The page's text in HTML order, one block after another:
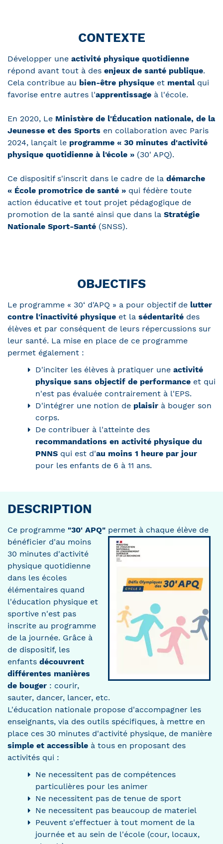
CONTEXTE
Développer une activité physique quotidienne
répond avant tout à des enjeux de santé publique.
Cela contribue au bien-être physique et mental qui
favorise entre autres l'apprentissage à l'école.
En 2020, Le Ministère de l'Éducation nationale, de la
Jeunesse et des Sports en collaboration avec Paris
2024, lançait le programme « 30 minutes d'activité
physique quotidienne à l'école » (30' APQ).
Ce dispositif s'inscrit dans le cadre de la démarche
« École promotrice de santé » qui fédère toute
action éducative et tout projet pédagogique de
promotion de la santé ainsi que dans la Stratégie
Nationale Sport-Santé (SNSS).
OBJECTIFS
Le programme « 30‘ d'APQ » a pour objectif de lutter
contre l'inactivité physique et la sédentarité des
élèves et par conséquent de leurs répercussions sur
leur santé. La mise en place de ce programme
permet également :
D'inciter les élèves à pratiquer une activité
physique sans objectif de performance et qui
n'est pas évaluée contrairement à l'EPS.
D'intégrer une notion de plaisir à bouger son
corps.
De contribuer à l'atteinte des
recommandations en activité physique du
PNNS qui est d'au moins 1 heure par jour
pour les enfants de 6 à 11 ans.
DESCRIPTION
Ce programme "30' APQ" permet à chaque élève de
bénéficier d'au moins
30 minutes d'activité
physique quotidienne
dans les écoles
élémentaires quand
l'éducation physique et
sportive n'est pas
inscrite au programme
de la journée. Grâce à
de dispositif, les
enfants découvrent
différentes manières
de bouger : courir,
sauter, dancer, lancer, etc.
L'éducation nationale propose d'accompagner les
enseignants, via des outils spécifiques, à mettre en
place ces 30 minutes d'activité physique, de manière
simple et accessible à tous en proposant des
activités qui :
Ne necessitent pas de compétences
particulières pour les animer
Ne necessitent pas de tenue de sport
Ne necessitent pas beaucoup de materiel
Peuvent s'effectuer à tout moment de la
journée et au sein de l'école (cour, locaux,